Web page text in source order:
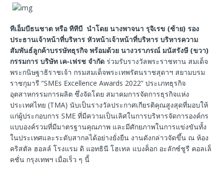
ทีเอ็มบีธนชาต หรือ ทีทีบี นำโดย นางพาจนา รุจิเรข (ซ้าย) รอง
ประธานเจ้าหน้าที่บริหาร หัวหน้าเจ้าหน้าที่บริหาร บริหารความ
สัมพันธ์ลูกค้าบรรษัทธุรกิจ พร้อมด้วย นางวราภรณ์ มนัสรังษี (ขวา)
กรรมการ บริษัท เค-เฟรช จำกัด ร่วมรับรางวัลพระราชทาน สมเด็จ
พระกนิษฐาธิราชเจ้า กรมสมเด็จพระเทพรัตนราชสุดาฯ สยามบรม
ราชกุมารี “SMEs Excellence Awards 2022” ประเภทธุรกิจ
อุตสาหกรรมการผลิต ซึ่งจัดโดย สมาคมการจัดการธุรกิจแห่ง
ประเทศไทย (TMA) นับเป็นรางวัลประกาศเกียรติคุณสูงสุดที่มอบให้
แก่ผู้ประกอบการ SME ที่มีความเป็นเลิศในการบริหารจัดการองค์กร
แบบองค์รวมที่มีมาตรฐานคุณภาพ และมีศักยภาพในการแข่งขันทั้ง
ในประเทศและระดับสากลได้อย่างยั่งยืน งานดังกล่าวจัดขึ้น ณ ห้อง
คริสตัล ฮอลล์ โรงแรม ดิ แอทธินี โฮเทล แบงค็อก อะลักซ์ชูรี คอลเล็
คชั่น กรุงเทพฯ เมื่อเร็ว ๆ นี้